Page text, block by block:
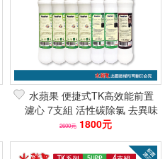
水蘋果 便捷式TK高效能前置
濾心 7支組 活性碳除氯 去異味
2倍吸附 快速到貨 可刷卡分期
2600元 1800元